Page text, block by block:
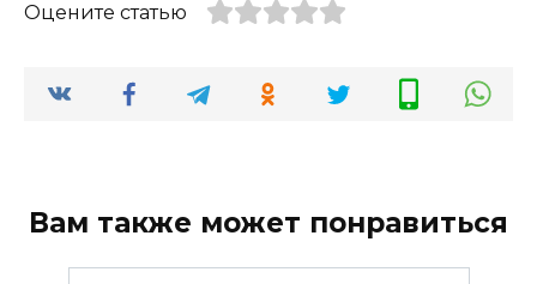
Оцените статью
Вам также может понравиться